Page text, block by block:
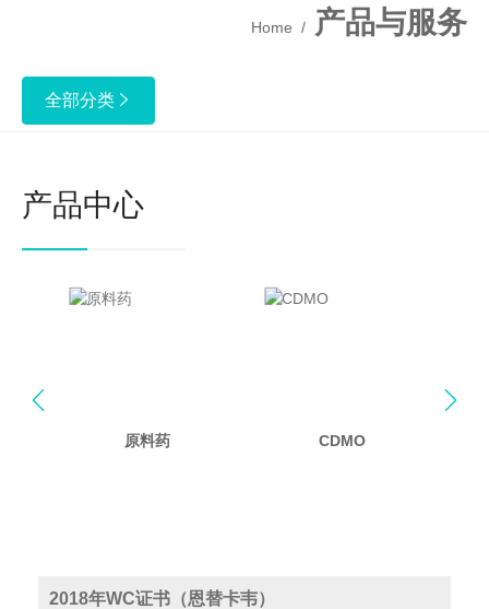
Home / 产品与服务
全部分类 
产品中心
原料药 CDMO
 
2018年WC证书（恩替卡韦）